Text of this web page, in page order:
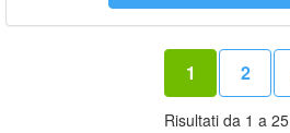
1 2
Risultati da 1 a